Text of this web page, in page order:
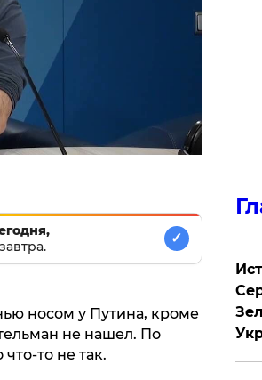
✓
носом у Путина, кроме
не нашел. По
то не так.